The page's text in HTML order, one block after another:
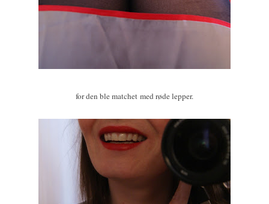
for den ble matchet med røde lepper.